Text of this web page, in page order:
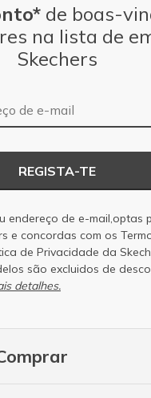
de boas-
na lista de
Skechers
REGISTA-TE
endereço de e-mail,optas
e concordas com os
de Privacidade da
são excluidos de
detalhes.